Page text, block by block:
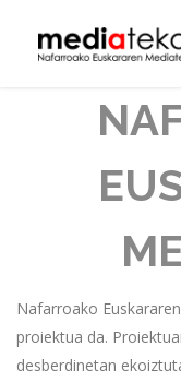
Nafarroako
proiektua da.
desberdinetan